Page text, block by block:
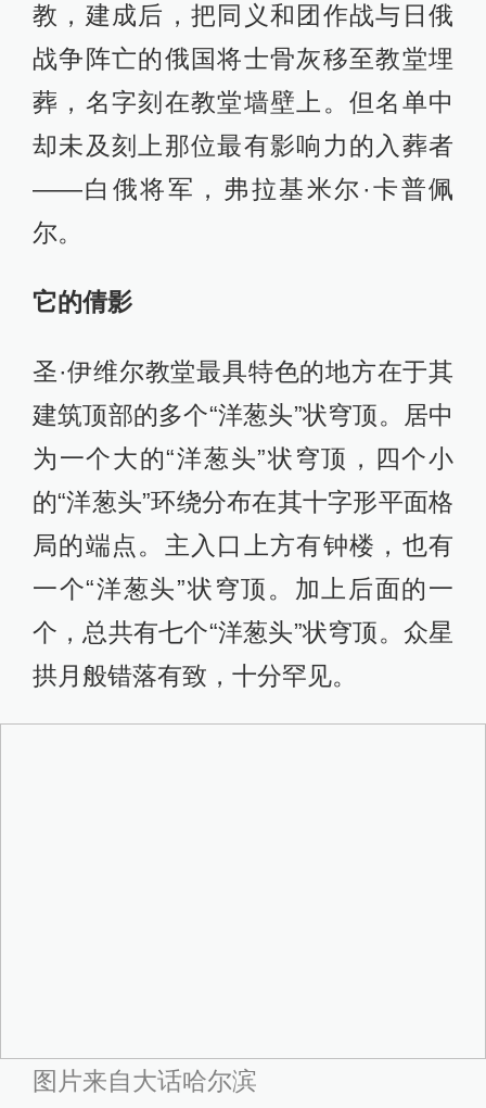
教，建成后，把同义和团作战与日俄
战争阵亡的俄国将士骨灰移至教堂埋
葬，名字刻在教堂墙壁上。但名单中
却未及刻上那位最有影响力的入葬者
——白俄将军，弗拉基米尔·卡普佩
尔。
它的倩影
圣·伊维尔教堂最具特色的地方在于其
建筑顶部的多个“洋葱头”状穹顶。居中
为一个大的“洋葱头”状穹顶，四个小
的“洋葱头”环绕分布在其十字形平面格
局的端点。主入口上方有钟楼，也有
一个“洋葱头”状穹顶。加上后面的一
个，总共有七个“洋葱头”状穹顶。众星
拱月般错落有致，十分罕见。
图片来自大话哈尔滨